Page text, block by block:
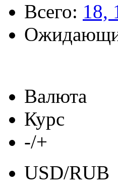
Всего: 18,
Валюта
Курс
-/+
USD/RUB